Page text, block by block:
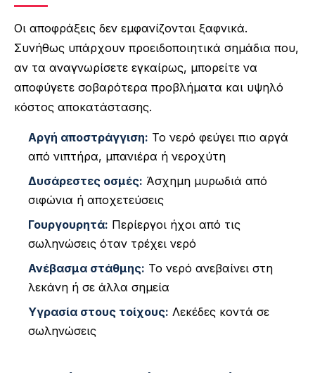
Οι αποφράξεις δεν εμφανίζονται ξαφνικά.
Συνήθως υπάρχουν προειδοποιητικά σημάδια που,
αν τα αναγνωρίσετε εγκαίρως, μπορείτε να
αποφύγετε σοβαρότερα προβλήματα και υψηλό
κόστος αποκατάστασης.
Αργή αποστράγγιση: Το νερό φεύγει πιο αργά
από νιπτήρα, μπανιέρα ή νεροχύτη
Δυσάρεστες οσμές: Άσχημη μυρωδιά από
σιφώνια ή αποχετεύσεις
Γουργουρητά: Περίεργοι ήχοι από τις
σωληνώσεις όταν τρέχει νερό
Ανέβασμα στάθμης: Το νερό ανεβαίνει στη
λεκάνη ή σε άλλα σημεία
Υγρασία στους τοίχους: Λεκέδες κοντά σε
σωληνώσεις